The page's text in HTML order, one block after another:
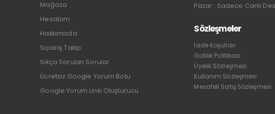
Mağaza
Hesabım
Hakkımızda
Sipariş Takip
Sıkça Sorulan Sorular
Ücretsiz Google Yorum Botu
Google Yorum Linki Oluşturucu
Pazar : Sadece Canlı
Sözleşmeler
İade Koşulları
Gizlilik Politikası
Üyelik Sözleşmesi
Kullanım Sözleşmesi
Mesafeli Satış Sözleşmesi